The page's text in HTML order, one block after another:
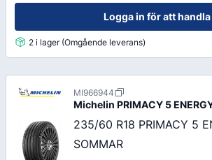
Logga in för att handla
2 i lager (Omgående leverans)
MI966944
Michelin PRIMACY 5
235/60 R18 PRIMACY 5
SOMMAR